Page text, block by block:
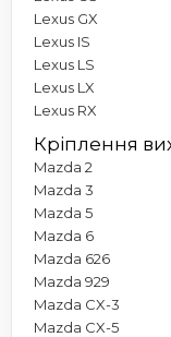
Lexus GX
Lexus IS
Lexus LS
Lexus LX
Lexus RX
Кріплення
Mazda 2
Mazda 3
Mazda 5
Mazda 6
Mazda 626
Mazda 929
Mazda CX-3
Mazda CX-5